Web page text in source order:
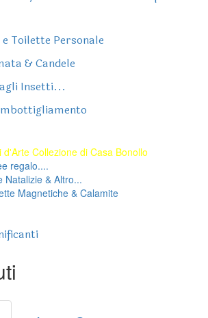
Toilette Personale
& Candele
Insetti...
d'Arte Collezione di Casa Bonollo
regalo....
Natalizie & Altro...
Magnetiche & Calamite